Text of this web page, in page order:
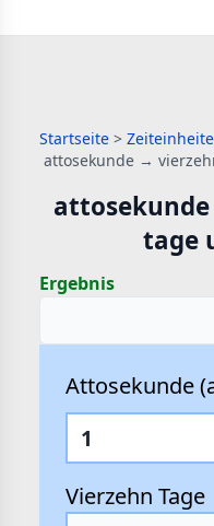
Startseite >
attosekunde →
tage
Ergebnis
Attosekunde
Vierzehn Tage